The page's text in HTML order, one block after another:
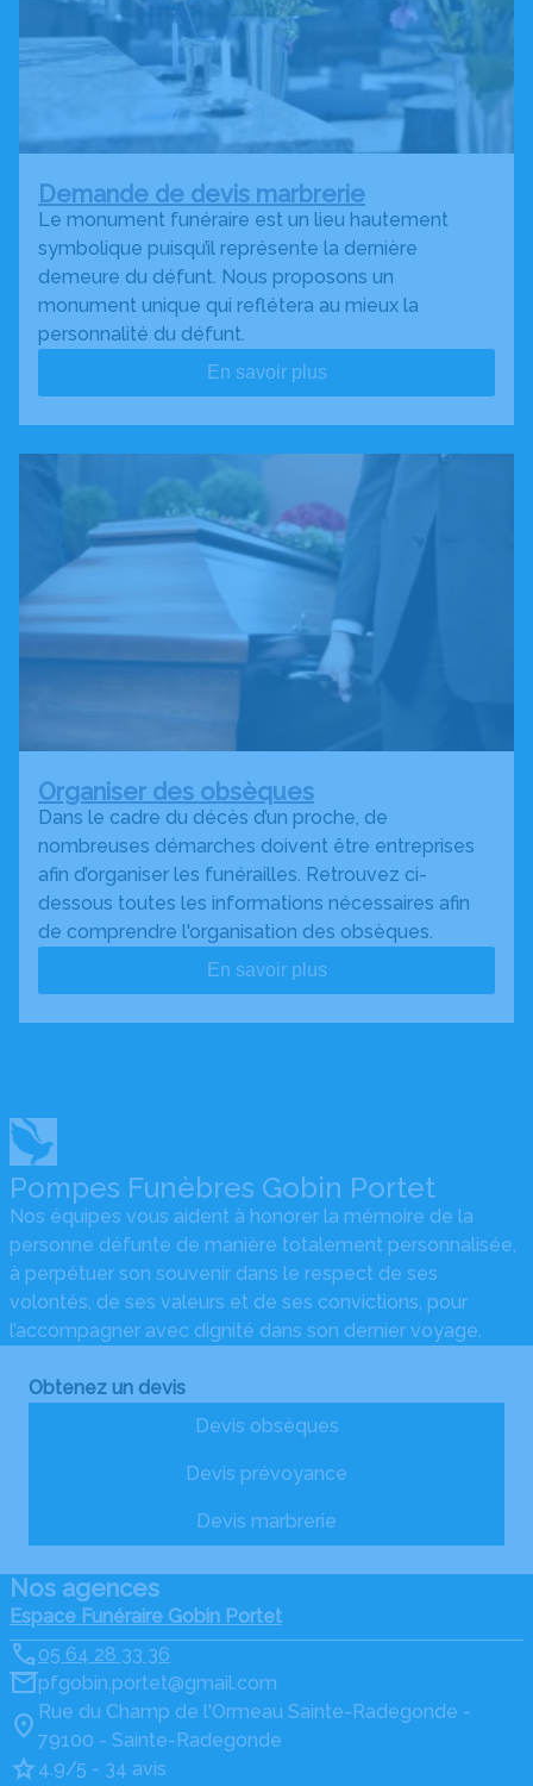
Demande de devis marbrerie
Le monument funéraire est un lieu hautement
symbolique puisqu’il représente la dernière
demeure du défunt. Nous proposons un
monument unique qui reflétera au mieux la
personnalité du défunt.
En savoir plus
Organiser des obsèques
Dans le cadre du décès d’un proche, de
nombreuses démarches doivent être entreprises
afin d’organiser les funérailles. Retrouvez ci-
dessous toutes les informations nécessaires afin
de comprendre l'organisation des obsèques.
En savoir plus
Pompes Funèbres Gobin Portet
Nos équipes vous aident à honorer la mémoire de la
personne défunte de manière totalement personnalisée,
à perpétuer son souvenir dans le respect de ses
volontés, de ses valeurs et de ses convictions, pour
l’accompagner avec dignité dans son dernier voyage.
Obtenez un devis
Devis obsèques
Devis prévoyance
Devis marbrerie
Nos agences
Espace Funéraire Gobin Portet
05 64 28 33 36
pfgobin.portet@gmail.com
Rue du Champ de l'Ormeau Sainte-Radegonde -
79100 - Sainte-Radegonde
4.9/5 - 34 avis